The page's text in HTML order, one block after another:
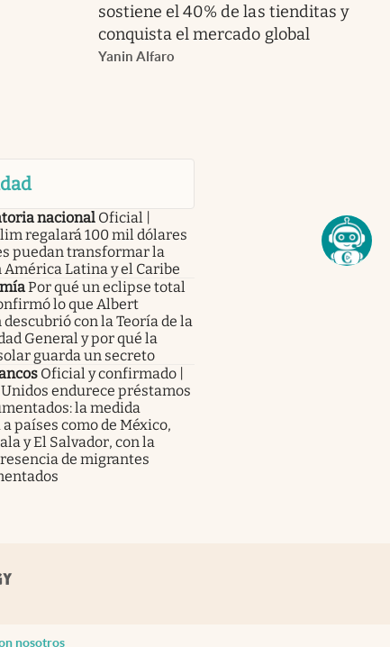
sostiene el 40% de las tienditas y
conquista el mercado global
Yanin Alfaro
nacional Oficial |
regalará 100 mil dólares
puedan transformar la
América Latina y el Caribe
Por qué un eclipse total
lo que Albert
con la Teoría de la
General y por qué la
guarda un secreto
Oficial y confirmado |
endurece préstamos
la medida
países como de México,
y El Salvador, con la
de migrantes
nosotros